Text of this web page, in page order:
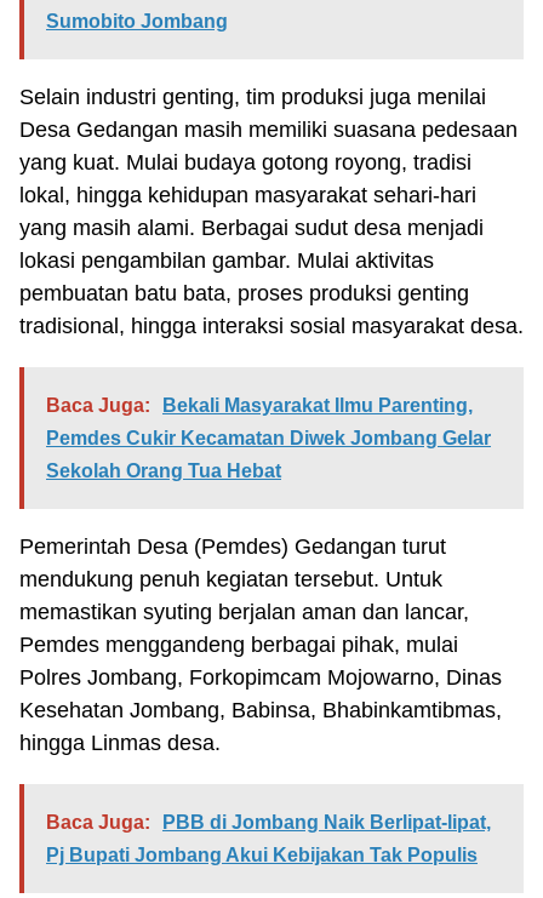
Sumobito Jombang
Selain industri genting, tim produksi juga menilai
Desa Gedangan masih memiliki suasana pedesaan
yang kuat. Mulai budaya gotong royong, tradisi
lokal, hingga kehidupan masyarakat sehari-hari
yang masih alami. Berbagai sudut desa menjadi
lokasi pengambilan gambar. Mulai aktivitas
pembuatan batu bata, proses produksi genting
tradisional, hingga interaksi sosial masyarakat desa.
Baca Juga:
Bekali Masyarakat Ilmu Parenting,
Pemdes Cukir Kecamatan Diwek Jombang Gelar
Sekolah Orang Tua Hebat
Pemerintah Desa (Pemdes) Gedangan turut
mendukung penuh kegiatan tersebut. Untuk
memastikan syuting berjalan aman dan lancar,
Pemdes menggandeng berbagai pihak, mulai
Polres Jombang, Forkopimcam Mojowarno, Dinas
Kesehatan Jombang, Babinsa, Bhabinkamtibmas,
hingga Linmas desa.
Baca Juga:
PBB di Jombang Naik Berlipat-lipat,
Pj Bupati Jombang Akui Kebijakan Tak Populis